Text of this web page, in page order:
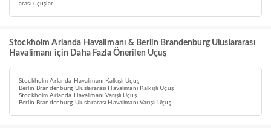
arası uçuşlar
Stockholm Arlanda Havalimanı & Berlin Brandenburg Uluslararası
Havalimanı için Daha Fazla Önerilen Uçuş
Stockholm Arlanda Havalimanı Kalkışlı Uçuş
Berlin Brandenburg Uluslararası Havalimanı Kalkışlı Uçuş
Stockholm Arlanda Havalimanı Varışlı Uçuş
Berlin Brandenburg Uluslararası Havalimanı Varışlı Uçuş